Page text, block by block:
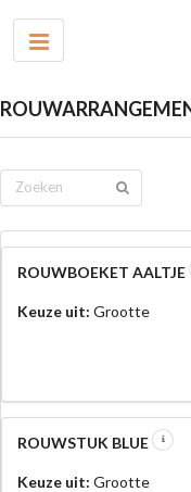
ROUWBOEKET AALTJE
Keuze uit: Grootte
ROUWSTUK BLUE
Keuze uit: Grootte